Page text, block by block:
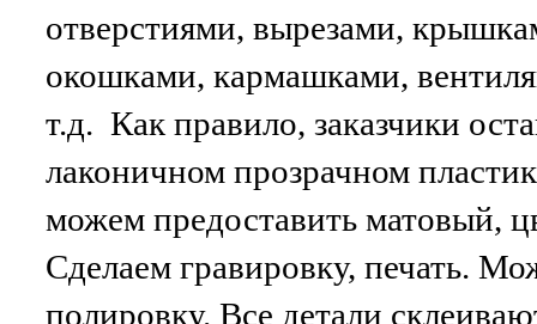
отверстиями, вырезами,
окошками, кармашками,
т.д. Как правило, заказчики
лаконичном прозрачном
можем предоставить матовый,
Сделаем гравировку, печать.
полировку. Все детали